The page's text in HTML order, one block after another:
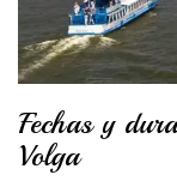
Fechas y
Volga